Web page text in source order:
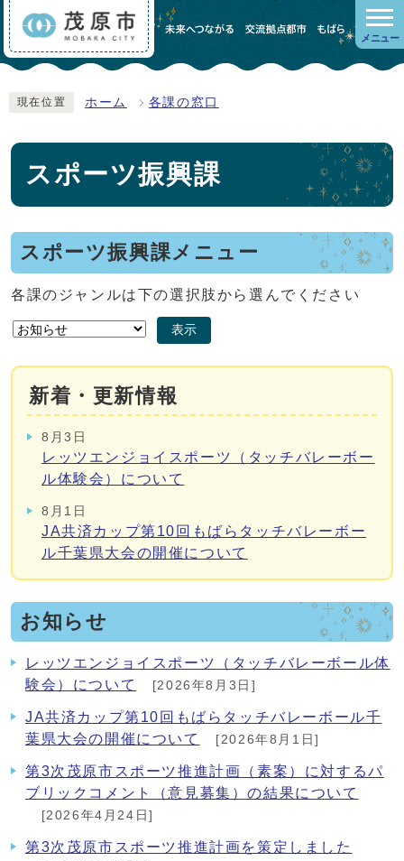
メニュー
現在位置 ホーム 各課の窓口
スポーツ振興課
スポーツ振興課メニュー
各課のジャンルは下の選択肢から選んでください
表示
新着・更新情報
8月3日
レッツエンジョイスポーツ（タッチバレーボー
ル体験会）について
8月1日
JA共済カップ第10回もばらタッチバレーボー
ル千葉県大会の開催について
お知らせ
レッツエンジョイスポーツ（タッチバレーボール体
験会）について
[2026年8月3日]
JA共済カップ第10回もばらタッチバレーボール千
葉県大会の開催について
[2026年8月1日]
第3次茂原市スポーツ推進計画（素案）に対するパ
ブリックコメント（意見募集）の結果について
[2026年4月24日]
第3次茂原市スポーツ推進計画を策定しました